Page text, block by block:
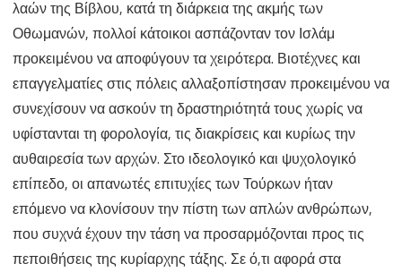
λαών της Βίβλου, κατά τη διάρκεια της ακμής των
Οθωμανών, πολλοί κάτοικοι ασπάζονταν τον Ισλάμ
προκειμένου να αποφύγουν τα χειρότερα. Βιοτέχνες και
επαγγελματίες στις πόλεις αλλαξοπίστησαν προκειμένου να
συνεχίσουν να ασκούν τη δραστηριότητά τους χωρίς να
υφίστανται τη φορολογία, τις διακρίσεις και κυρίως την
αυθαιρεσία των αρχών. Στο ιδεολογικό και ψυχολογικό
επίπεδο, οι απανωτές επιτυχίες των Τούρκων ήταν
επόμενο να κλονίσουν την πίστη των απλών ανθρώπων,
που συχνά έχουν την τάση να προσαρμόζονται προς τις
πεποιθήσεις της κυρίαρχης τάξης. Σε ό,τι αφορά στα